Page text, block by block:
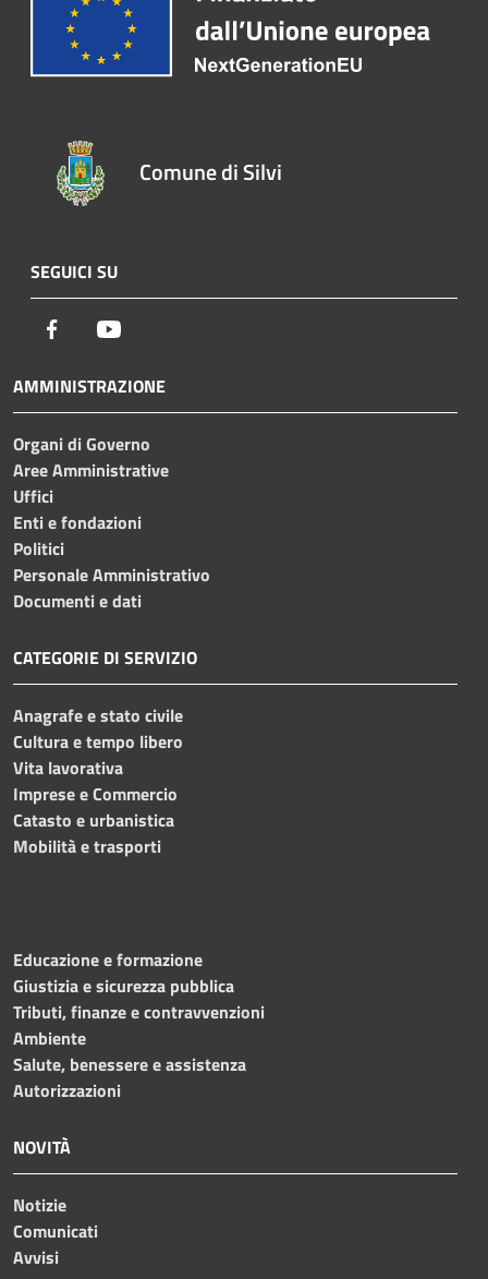
Comune di Silvi
SEGUICI SU
Facebook
AMMINISTRAZIONE
Organi di Governo
Aree Amministrative
Uffici
Enti e fondazioni
Politici
Personale Amministrativo
Documenti e dati
CATEGORIE DI SERVIZIO
Anagrafe e stato civile
Cultura e tempo libero
Vita lavorativa
Imprese e Commercio
Catasto e urbanistica
Mobilità e trasporti
Educazione e formazione
Giustizia e sicurezza pubblica
Tributi, finanze e contravvenzioni
Ambiente
Salute, benessere e assistenza
Autorizzazioni
NOVITÀ
Notizie
Comunicati
Avvisi